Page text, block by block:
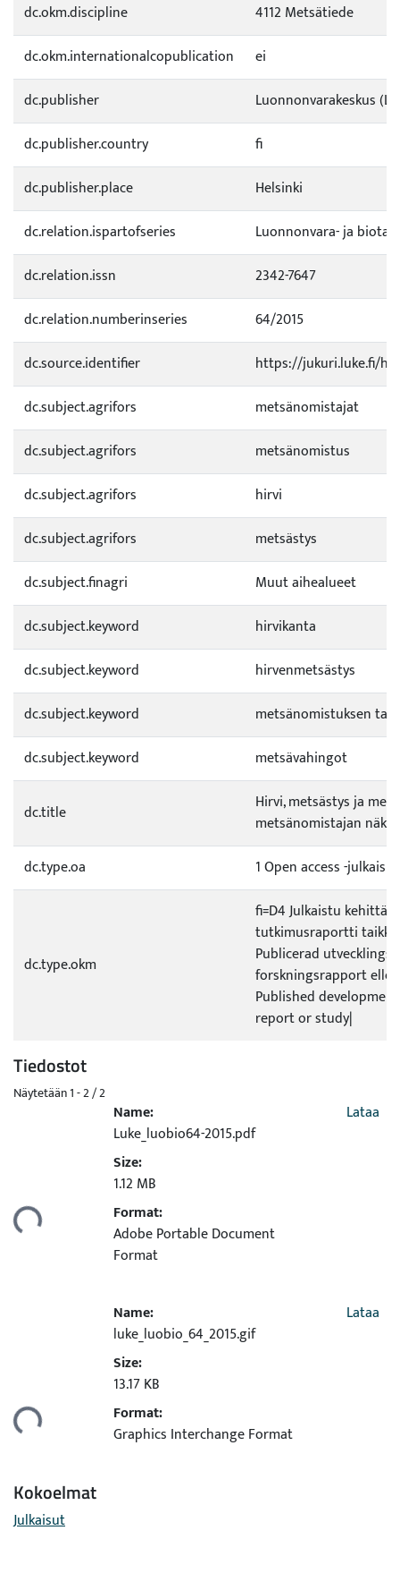
dc.okm.discipline
4112 Metsätiede
dc.okm.internationalcopublication
ei
dc.publisher
Luonnonvarakeskus
dc.publisher.country
fi
dc.publisher.place
Helsinki
dc.relation.ispartofseries
Luonnonvara- ja
dc.relation.issn
2342-7647
dc.relation.numberinseries
64/2015
dc.source.identifier
https://jukuri.luke.fi/
dc.subject.agrifors
metsänomistajat
dc.subject.agrifors
metsänomistus
dc.subject.agrifors
hirvi
dc.subject.agrifors
metsästys
dc.subject.finagri
Muut aihealueet
dc.subject.keyword
hirvikanta
dc.subject.keyword
hirvenmetsästys
dc.subject.keyword
metsänomistuksen
dc.subject.keyword
metsävahingot
dc.title
Hirvi, metsästys ja
metsänomistajan
dc.type.oa
1 Open access -julkaisu
dc.type.okm
fi=D4 Julkaistu
tutkimusraportti taikka
Publicerad
forskningsrapport
Published
report or study|
Tiedostot
Näytetään1 - 2 / 2
Name:
Luke_luobio64-2015.pdf
Size:
1.12 MB
Format:
Adobe Portable Document
Format
Lataa
Name:
luke_luobio_64_2015.gif
Size:
13.17 KB
Format:
Graphics Interchange Format
Lataa
Kokoelmat
Julkaisut